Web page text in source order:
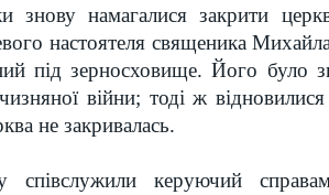
знову намагалися закрити
настоятеля священика
під зерносховище. Його було
війни; тоді ж
не закривалась.
співслужили керуючий